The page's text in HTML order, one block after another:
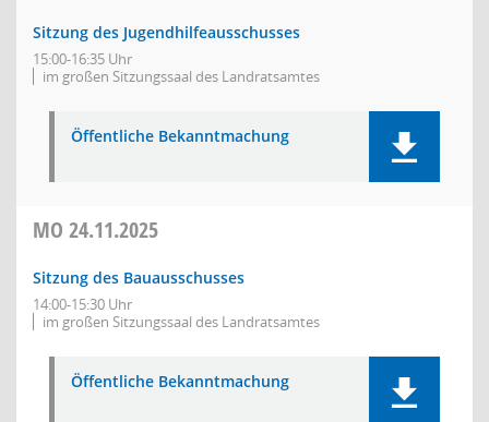
Sitzung des Jugendhilfeausschusses
15:00-16:35 Uhr
im großen Sitzungssaal des Landratsamtes
Öffentliche Bekanntmachung
MO 24.11.2025
Sitzung des Bauausschusses
14:00-15:30 Uhr
im großen Sitzungssaal des Landratsamtes
Öffentliche Bekanntmachung